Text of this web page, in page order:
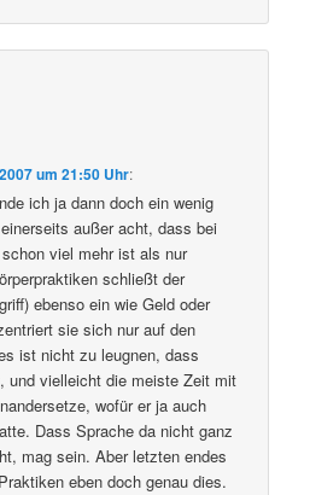
um 21:50 Uhr:
ich ja dann doch ein wenig
außer acht, dass bei
viel mehr ist als nur
schließt der
ebenso ein wie Geld oder
sie sich nur auf den
ist nicht zu leugnen, dass
und vielleicht die meiste Zeit mit
wofür er ja auch
Dass Sprache da nicht ganz
mag sein. Aber letzten endes
eben doch genau dies.